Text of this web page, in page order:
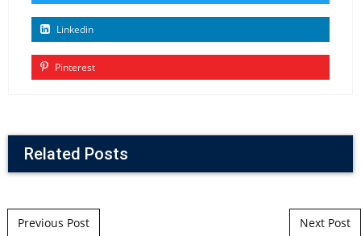
Linkedin
Pinterest
Related Posts
Post navigation
Previous Post Next Post